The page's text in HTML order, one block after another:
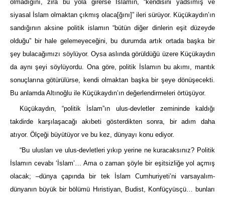
olmadığını, zira bu yola girerse İslamın, “kendisini yadsımış ve
siyasal İslam olmaktan çıkmış olaca[ğını]” ileri sürüyor. Küçükaydın’ın
sandığının aksine politik islamın “bütün diğer dinlerin eşit düzeyde
olduğu” bir hale gelemeyeceğini, bu durumda artık ortada başka bir
şey bulacağımızı söylüyor. Oysa aslında görüldüğü üzere Küçükaydın
da aynı şeyi söylüyordu. Ona göre, politik İslamın bu akımı, mantık
sonuçlarına götürülürse, kendi olmaktan başka bir şeye dönüşecekti.
Bu anlamda Altınoğlu ile Küçükaydın’ın değerlendirmeleri örtüşüyor.
Küçükaydın, “politik İslam”ın ulus-devletler zemininde kaldığı
takdirde karşılaşacağı akıbeti gösterdikten sonra, bir adım daha
atıyor. Ölçeği büyütüyor ve bu kez, dünyayı konu ediyor.
“Bu ulusları ve ulus-devletleri yıkıp yerine ne kuracaksınız? Politik
İslamın cevabı ‘İslam’… Ama o zaman şöyle bir eşitsizliğe yol açmış
olacak; –dünya çapında bir tek İslam Cumhuriyeti’ni varsayalım-
dünyanın büyük bir bölümü Hıristiyan, Budist, Konfüçyüsçü… bunları